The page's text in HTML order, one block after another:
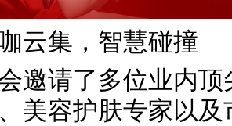
云集，智慧碰撞
邀请了多位业内
美容护肤专家以